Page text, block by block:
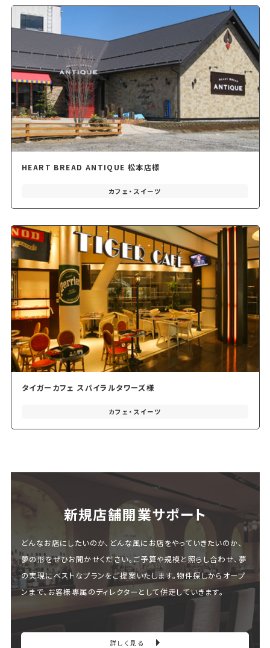
HEART BREAD ANTIQUE 松本店様
カフェ・スイーツ
タイガーカフェ スパイラルタワーズ様
カフェ・スイーツ
新規店舗開業サポート
どんなお店にしたいのか、どんな風にお店をやっていきたいのか、
夢の形をぜひお聞かせください。ご予算や規模と照らし合わせ、夢
の実現にベストなプランをご提案いたします。物件探しからオープ
ンまで、お客様専属のディレクターとして併走していきます。
詳しく見る